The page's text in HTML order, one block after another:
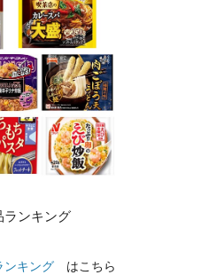
ンキング
キング はこちら